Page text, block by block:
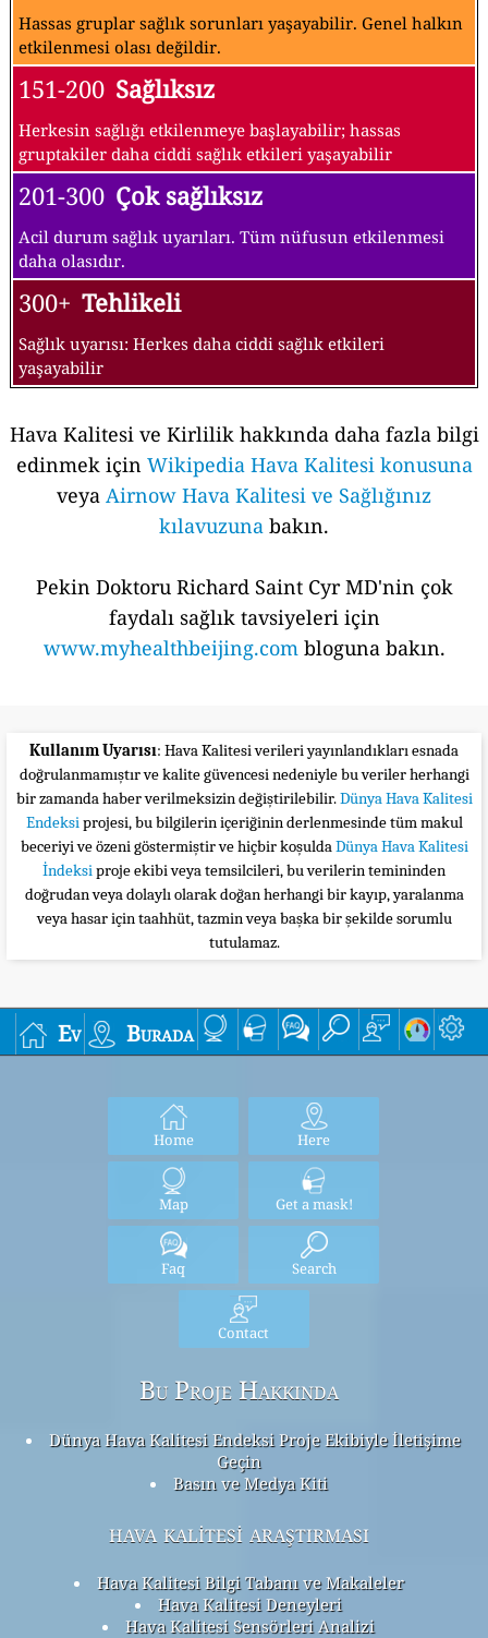
Hassas gruplar sağlık sorunları yaşayabilir. Genel halkın
etkilenmesi olası değildir.
151-200 Sağlıksız
Herkesin sağlığı etkilenmeye başlayabilir; hassas
gruptakiler daha ciddi sağlık etkileri yaşayabilir
201-300 Çok sağlıksız
Acil durum sağlık uyarıları. Tüm nüfusun etkilenmesi
daha olasıdır.
300+ Tehlikeli
Sağlık uyarısı: Herkes daha ciddi sağlık etkileri
yaşayabilir
Hava Kalitesi ve Kirlilik hakkında daha fazla bilgi
edinmek için Wikipedia Hava Kalitesi konusuna
veya Airnow Hava Kalitesi ve Sağlığınız
kılavuzuna bakın.
Pekin Doktoru Richard Saint Cyr MD'nin çok
faydalı sağlık tavsiyeleri için
www.myhealthbeijing.combloguna bakın.
Kullanım Uyarısı: Hava Kalitesi verileri yayınlandıkları esnada
doğrulanmamıştır ve kalite güvencesi nedeniyle bu veriler herhangi
bir zamanda haber verilmeksizin değiştirilebilir.Dünya Hava Kalitesi
Endeksiprojesi, bu bilgilerin içeriğinin derlenmesinde tüm makul
beceriyi ve özeni göstermiştir ve hiçbir koşuldaDünya Hava Kalitesi
İndeksiproje ekibi veya temsilcileri, bu verilerin temininden
doğrudan veya dolaylı olarak doğan herhangi bir kayıp, yaralanma
veya hasar için taahhüt, tazmin veya başka bir şekilde sorumlu
tutulamaz.
Ev Burada
Home Here
Map Get a mask!
Faq Search
Contact
Bu Proje Hakkında
Dünya Hava Kalitesi Endeksi Proje Ekibiyle İletişime
Geçin
Basın ve Medya Kiti
hava kalitesi araştırması
Hava Kalitesi Bilgi Tabanı ve Makaleler
Hava Kalitesi Deneyleri
Hava Kalitesi Sensörleri Analizi